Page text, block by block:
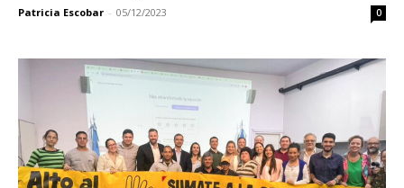
Patricia Escobar - 05/12/2023 0